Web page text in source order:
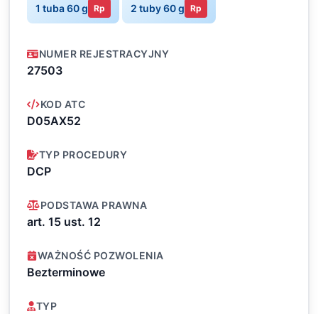
1 tuba 60 g Rp 2 tuby 60 g Rp
NUMER REJESTRACYJNY
27503
KOD ATC
D05AX52
TYP PROCEDURY
DCP
PODSTAWA PRAWNA
art. 15 ust. 12
WAŻNOŚĆ POZWOLENIA
Bezterminowe
TYP